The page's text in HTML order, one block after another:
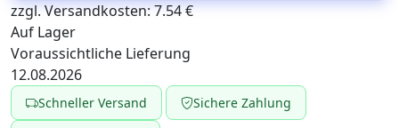
zzgl. Versandkosten: 7.54 €
Auf Lager
Voraussichtliche Lieferung
12.08.2026
Schneller Versand Sichere Zahlung